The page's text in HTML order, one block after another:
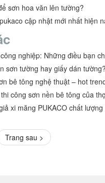
sơn hoa văn lên tường?
cập nhật mới nhất hiện
nghiệp: Những điều bạn
sơn tường hay giấy dán
bê tông nghệ thuật – hot
công sơn nền bê tông của
xi măng PUKACO chất
Trang sau >